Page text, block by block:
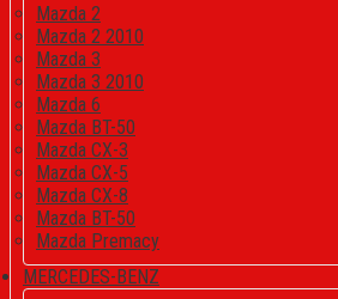
Mazda 2
Mazda 2 2010
Mazda 3
Mazda 3 2010
Mazda 6
Mazda BT-50
Mazda CX-3
Mazda CX-5
Mazda CX-8
Mazda BT-50
Mazda Premacy
MERCEDES-BENZ